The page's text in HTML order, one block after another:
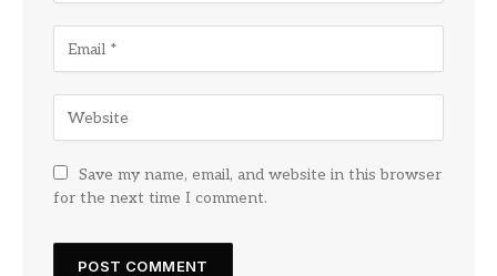
Save my name, email, and website in this browser
for the next time I comment.